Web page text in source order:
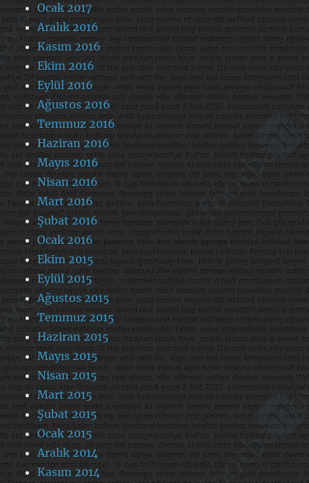
Ocak 2017
Aralık 2016
Kasım 2016
Ekim 2016
Eylül 2016
Ağustos 2016
Temmuz 2016
Haziran 2016
Mayıs 2016
Nisan 2016
Mart 2016
Şubat 2016
Ocak 2016
Ekim 2015
Eylül 2015
Ağustos 2015
Temmuz 2015
Haziran 2015
Mayıs 2015
Nisan 2015
Mart 2015
Şubat 2015
Ocak 2015
Aralık 2014
Kasım 2014